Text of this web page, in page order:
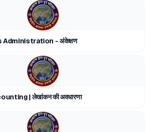
Administration - अंकेक्षण
| लेखांकन की अवधारणा